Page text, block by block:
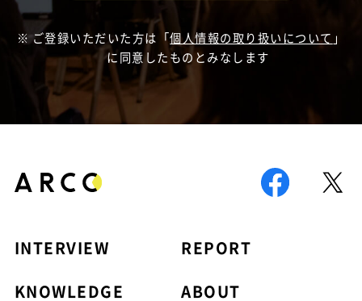
ご登録いただいた方は「個人情報の取り扱いについて 」
に同意したものとみなします
INTERVIEW
REPORT
KNOWLEDGE
ABOUT